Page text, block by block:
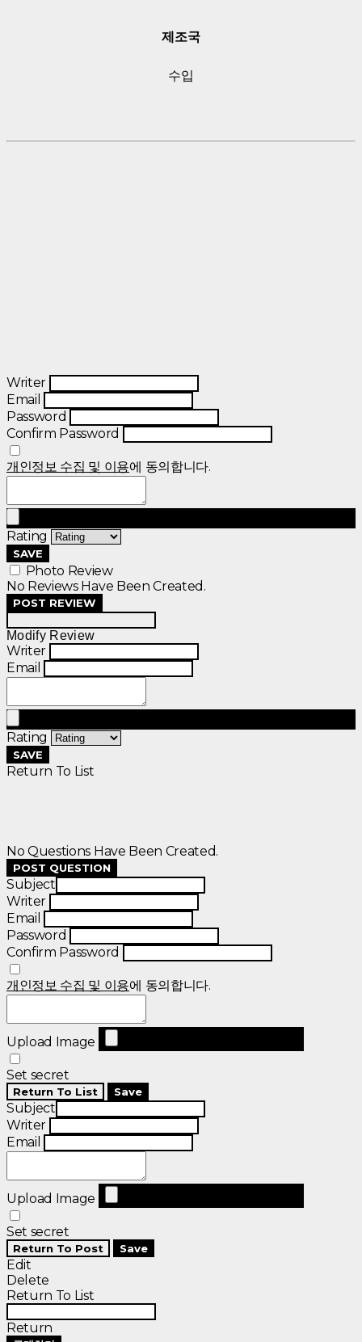
제조국
수입
Writer
Email
Password
Confirm Password
개인정보 수집 및 이용에 동의합니다.
Rating
SAVE
Photo Review
No Reviews Have Been Created.
POST REVIEW
Modify Review
Writer
Email
Rating
SAVE
Return To List
No Questions Have Been Created.
POST QUESTION
Subject
Writer
Email
Password
Confirm Password
개인정보 수집 및 이용에 동의합니다.
Upload Image
Set secret
Return To List Save
Subject
Writer
Email
Upload Image
Set secret
Return To Post Save
Edit
Delete
Return To List
Return